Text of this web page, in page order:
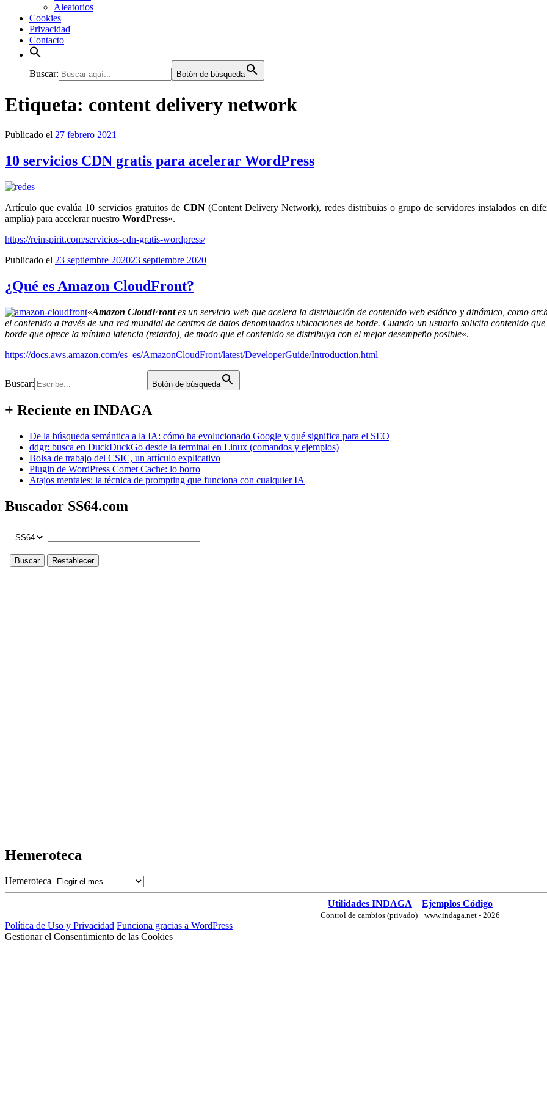
Aleatorios
Cookies
Privacidad
Contacto
Buscar: Botón de búsqueda
Etiqueta: content delivery network
Publicado el 27 febrero 2021
10 servicios CDN gratis para acelerar WordPress
Artículo que evalúa 10 servicios gratuitos de CDN (Content Delivery Network), redes distribuias o grupo de servidores instalados en
amplia) para accelerar nuestro WordPress«.
https://reinspirit.com/servicios-cdn-gratis-wordpress/
Publicado el 23 septiembre 202023 septiembre 2020
¿Qué es Amazon CloudFront?
«Amazon CloudFrontes un servicio web que acelera la distribución de contenido web estático y dinámico, como
el contenido a través de una red mundial de centros de datos denominados ubicaciones de borde. Cuando un usuario solicita contenido
borde que ofrece la mínima latencia (retardo), de modo que el contenido se distribuya con el mejor desempeño posible«.
https://docs.aws.amazon.com/es_es/AmazonCloudFront/latest/DeveloperGuide/Introduction.html
Buscar: Botón de búsqueda
+ Reciente en INDAGA
De la búsqueda semántica a la IA: cómo ha evolucionado Google y qué significa para el SEO
ddgr: busca en DuckDuckGo desde la terminal en Linux (comandos y ejemplos)
Bolsa de trabajo del CSIC, un artículo explicativo
Plugin de WordPress Comet Cache: lo borro
Atajos mentales: la técnica de prompting que funciona con cualquier IA
Buscador SS64.com
Hemeroteca
Hemeroteca
Utilidades INDAGA Ejemplos Código
Control de cambios (privado) | www.indaga.net - 2026
Política de Uso y Privacidad Funciona gracias a WordPress
Gestionar el Consentimiento de las Cookies